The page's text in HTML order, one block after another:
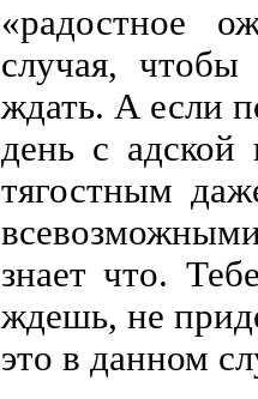
«pадостное
случая,
ждать. А если
день с адской
тягостным
знает что.
ждешь, не
это в данном